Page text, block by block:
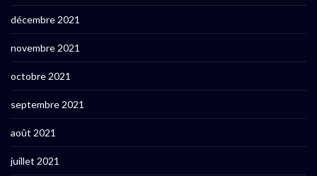
décembre 2021
novembre 2021
octobre 2021
septembre 2021
août 2021
juillet 2021